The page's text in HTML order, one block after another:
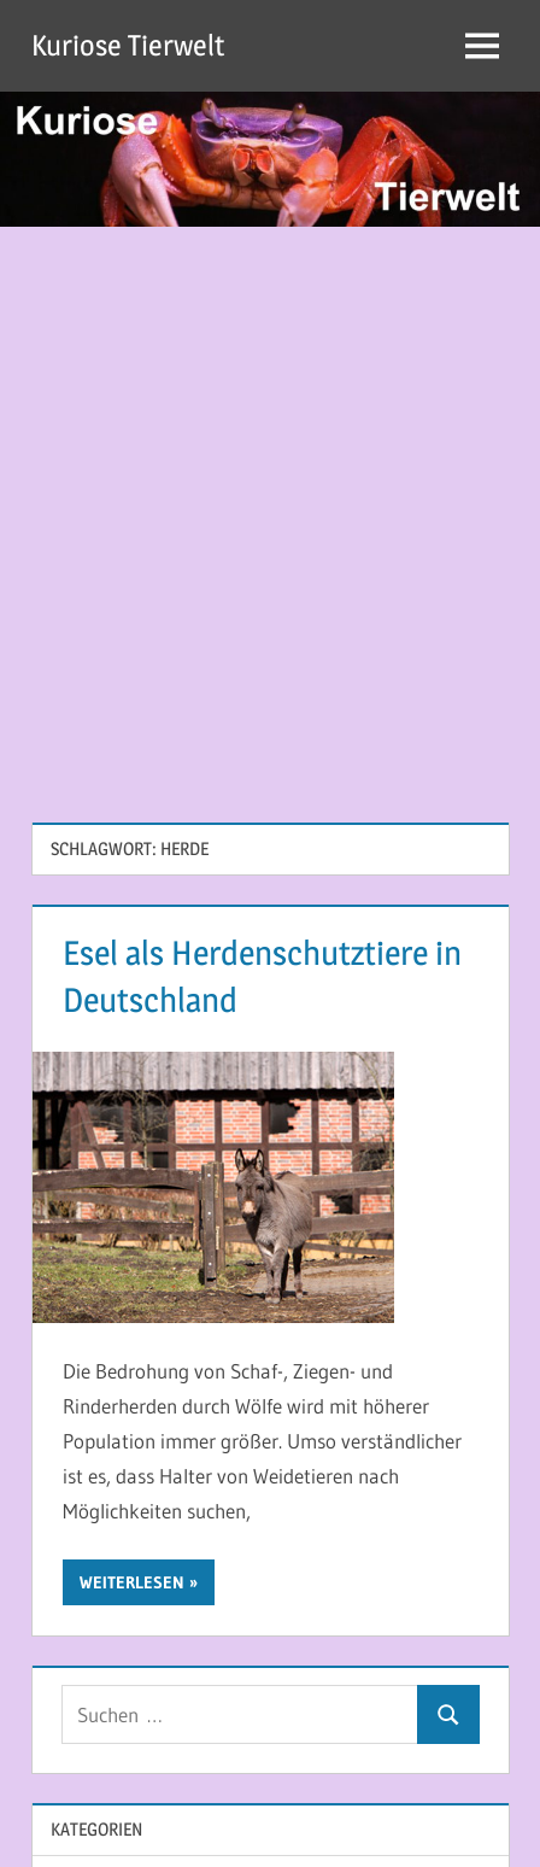
Inhalt
springen
Kuriose Tierwelt Menü
SCHLAGWORT: HERDE
Esel als Herdenschutztiere in
Deutschland
Die Bedrohung von Schaf-, Ziegen- und
Rinderherden durch Wölfe wird mit höherer
Population immer größer. Umso verständlicher
ist es, dass Halter von Weidetieren nach
Möglichkeiten suchen,
WEITERLESEN
Suchen
KATEGORIEN